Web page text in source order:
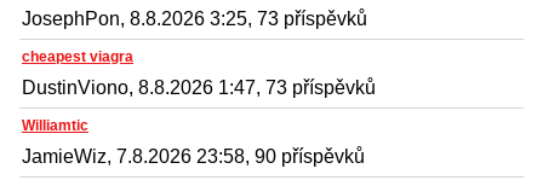
JosephPon, 8.8.2026 3:25, 73 příspěvků
cheapest viagra
DustinViono, 8.8.2026 1:47, 73 příspěvků
Williamtic
JamieWiz, 7.8.2026 23:58, 90 příspěvků